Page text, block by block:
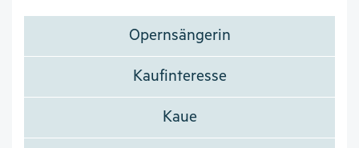
Opernsängerin
Kaufinteresse
Kaue